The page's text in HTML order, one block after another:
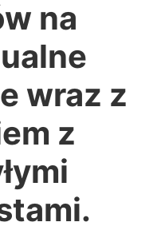
na
wraz z
z